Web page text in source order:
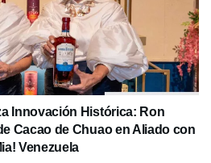
Innovación Histórica: Ron
Cacao de Chuao en Aliado con
Venezuela